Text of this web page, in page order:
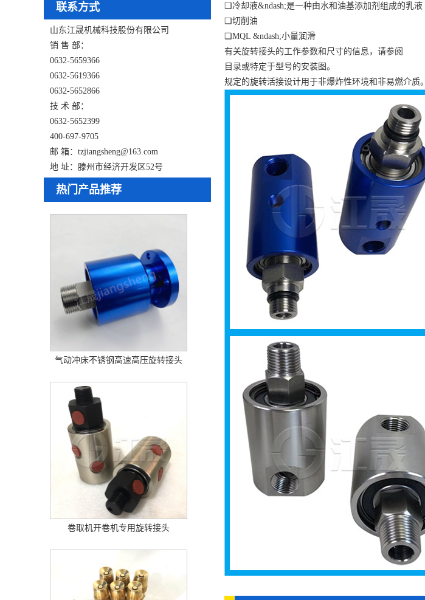
联系方式
山东江晟机械科技股份有限公司
销 售 部：
0632-5659366
0632-5619366
0632-5652866
技 术 部：
0632-5652399
400-697-9705
邮 箱：tzjiangsheng@163.com
地 址：滕州市经济开发区52号
热门产品推荐
气动冲床不锈钢高速高压旋转接头
卷取机开卷机专用旋转接头
❑冷却液&ndash;是一种由水和油基添加剂组成的乳液
❑切削油
❑MQL &ndash;小量润滑
有关旋转接头的工作参数和尺寸的信息，请参阅
目录或特定于型号的安装图。
规定的旋转活接设计用于非爆炸性环境和非易燃介质。